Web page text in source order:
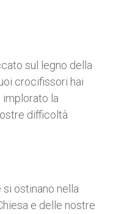
sul legno della
crocifissori hai
la
difficoltà
ostinano nella
e delle nostre